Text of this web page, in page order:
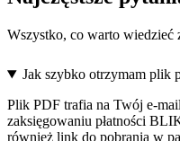
Wszystko, co warto wiedzieć
Jak szybko otrzymam plik
Plik PDF trafia na Twój e-
zaksięgowaniu płatności
również link do pobrania w